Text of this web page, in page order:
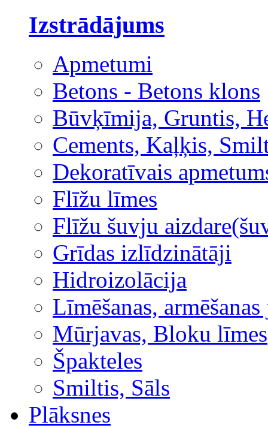
Izstrādājums
Apmetumi
Betons - Betons klons
Būvķīmija, Gruntis,
Cements, Kaļķis,
Dekoratīvais
Flīžu līmes
Flīžu šuvju
Grīdas izlīdzinātāji
Hidroizolācija
Līmēšanas, armēšanas
Mūrjavas, Bloku līmes
Špakteles
Smiltis, Sāls
Plāksnes